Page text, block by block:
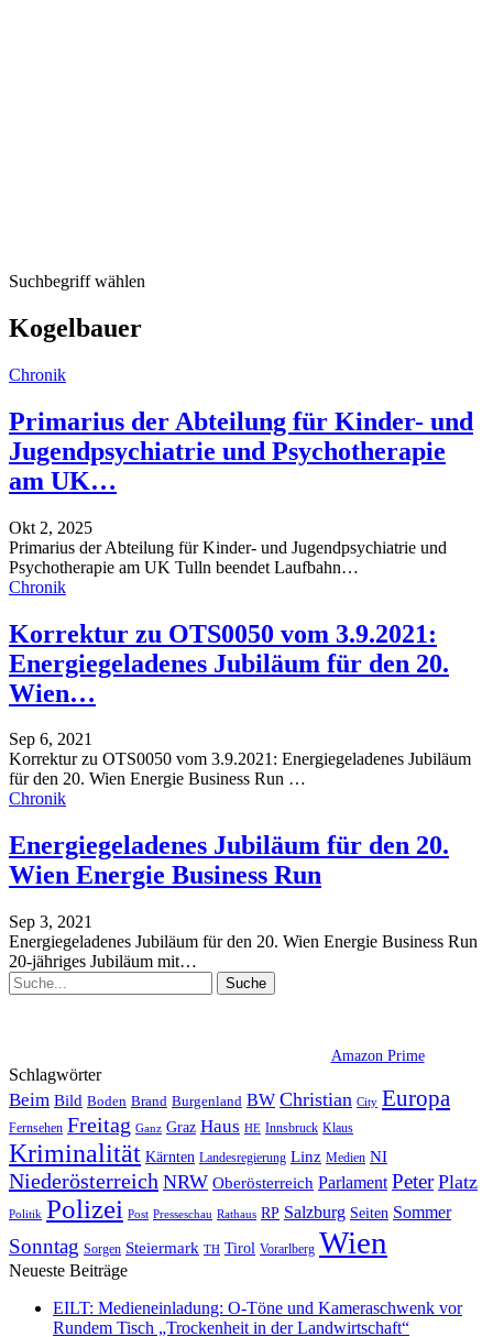
Suchbegriff wählen
Kogelbauer
Chronik
Primarius der Abteilung für Kinder- und
Jugendpsychiatrie und Psychotherapie
am UK…
Okt 2, 2025
Primarius der Abteilung für Kinder- und Jugendpsychiatrie und
Psychotherapie am UK Tulln beendet Laufbahn…
Chronik
Korrektur zu OTS0050 vom 3.9.2021:
Energiegeladenes Jubiläum für den 20.
Wien…
Sep 6, 2021
Korrektur zu OTS0050 vom 3.9.2021: Energiegeladenes Jubiläum
für den 20. Wien Energie Business Run …
Chronik
Energiegeladenes Jubiläum für den 20.
Wien Energie Business Run
Sep 3, 2021
Energiegeladenes Jubiläum für den 20. Wien Energie Business Run
20-jähriges Jubiläum mit…
Amazon Prime
Schlagwörter
Beim Bild Boden Brand Burgenland BW Christian City Europa
Fernsehen Freitag Ganz Graz Haus HE Innsbruck Klaus
Kriminalität Kärnten Landesregierung Linz Medien NI
Niederösterreich NRW Oberösterreich Parlament Peter Platz
Politik Polizei Post Presseschau Rathaus RP Salzburg Seiten Sommer
Sonntag Sorgen Steiermark TH Tirol Vorarlberg Wien
Neueste Beiträge
EILT: Medieneinladung: O-Töne und Kameraschwenk vor
Rundem Tisch „Trockenheit in der Landwirtschaft“